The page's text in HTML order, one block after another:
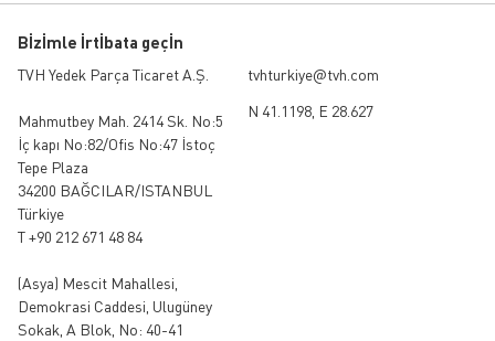
Bİzİmle İrtİbata geçİn
TVH Yedek Parça Ticaret A.Ş.
Mahmutbey Mah. 2414 Sk. No:5
İç kapı No:82/Ofis No:47 İstoç
Tepe Plaza
34200 BAĞCILAR/ISTANBUL
Türkiye
T +90 212 671 48 84
(Asya) Mescit Mahallesi,
Demokrasi Caddesi, Ulugüney
Sokak, A Blok, No: 40-41
tvhturkiye@tvh.com
N 41.1198, E 28.627